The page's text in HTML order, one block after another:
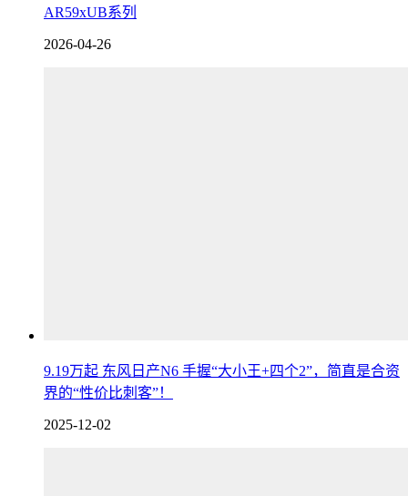
AR59xUB系列
2026-04-26
9.19万起 东风日产N6 手握“大小王+四个2”，简直是合资
界的“性价比刺客”！
2025-12-02